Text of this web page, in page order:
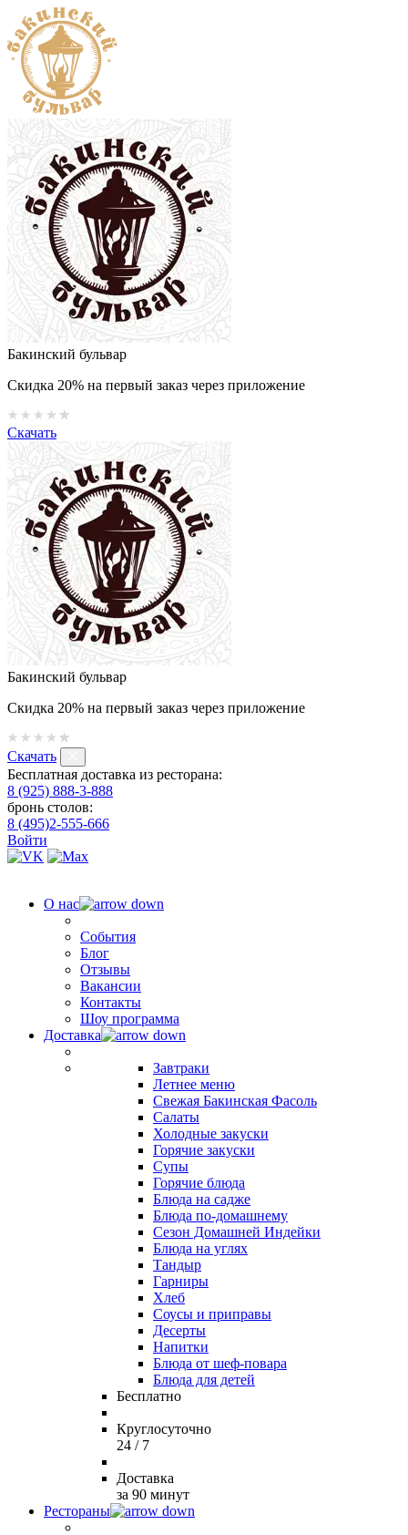
Бакинский бульвар
Скидка 20% на первый заказ через приложение
Скачать
Бакинский бульвар
Скидка 20% на первый заказ через приложение
Скачать
Бесплатная доставка из ресторана:
8 (925) 888-3-888
бронь столов:
8 (495)2-555-666
Войти
О нас
События
Блог
Отзывы
Вакансии
Контакты
Шоу программа
Доставка
Завтраки
Летнее меню
Свежая Бакинская Фасоль
Салаты
Холодные закуски
Горячие закуски
Супы
Горячие блюда
Блюда на садже
Блюда по-домашнему
Сезон Домашней Индейки
Блюда на углях
Тандыр
Гарниры
Хлеб
Соусы и приправы
Десерты
Напитки
Блюда от шеф-повара
Блюда для детей
Бесплатно
Круглосуточно
24 / 7
Доставка
за 90 минут
Рестораны